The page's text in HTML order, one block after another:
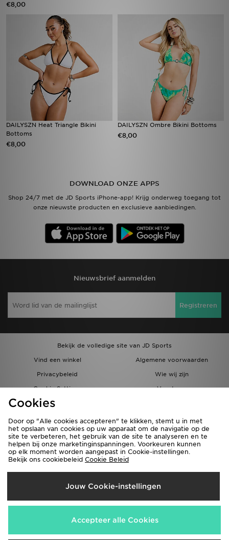
€8,00
DAILYSZN Heat Triangle Bikini
Bottoms
€8,00
DAILYSZN Ombre Bikini Bottoms
€8,00
DOWNLOAD ONZE APPS
Shop 24/7 met de JD Sports iPhone-app! Krijg onderweg toegang tot
onze nieuwste producten en exclusieve aanbiedingen.
Nieuwsbrief aanmelden
Registreren
Bekijk de volledige site van JD Sports
Vind een winkel
Algemene voorwaarden
Privacybeleid
Wie wij zijn
Cookie Settings
Vacatures
Bestellingen en Levering
Verzenden Naar
België
Wij accepteren de volgende betaalmethoden
Cookies
Door op "Alle cookies accepteren" te klikken, stemt u in met
het opslaan van cookies op uw apparaat om de navigatie op de
site te verbeteren, het gebruik van de site te analyseren en te
helpen bij onze marketinginspanningen. Voorkeuren kunnen
op elk moment worden aangepast in Cookie-instellingen.
Bekijk ons cookiebeleid Cookie Beleid
Jouw Cookie-instellingen
Accepteer alle Cookies